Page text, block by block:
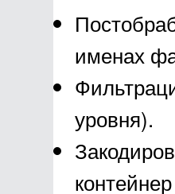
именах
уровня).